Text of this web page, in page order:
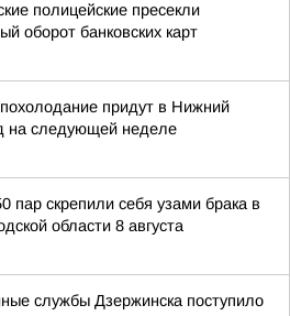
полицейские пресекли
оборот банковских карт
придут в Нижний
на следующей неделе
пар скрепили себя узами брака в
области 8 августа
службы Дзержинска поступило